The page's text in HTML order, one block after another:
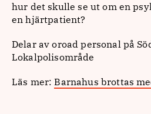
hur det skulle se ut om en
en hjärtpatient?
Delar av oroad personal på
Lokalpolisområde
Läs mer:Barnahus brottas